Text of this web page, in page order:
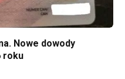
Nowe dowody
roku